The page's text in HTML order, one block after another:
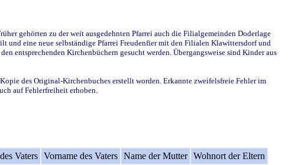
gehörten zu der weit ausgedehnten Pfarrei auch die Filialgemeinden Doderlage
und eine neue selbständige Pfarrei Freudenfier mit den Filialen Klawittersdorf und
entsprechenden Kirchenbüchern gesucht werden. Übergangsweise sind Kinder aus
des Original-Kirchenbuches erstellt worden. Erkannte zweifelsfreie Fehler im
auf Fehlerfreiheit erhoben.
Vaters Vorname des Vaters Name der Mutter Wohnort der Eltern